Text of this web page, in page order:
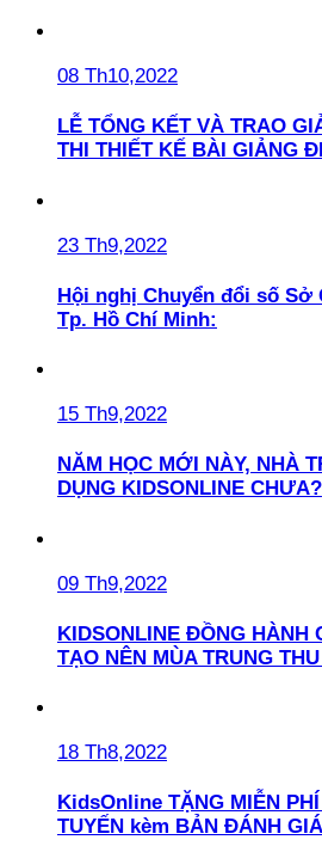
08 Th10,2022
LỄ TỔNG KẾT VÀ TRAO
THI THIẾT KẾ BÀI GIẢNG
23 Th9,2022
Hội nghị Chuyển đổi số Sở
Tp. Hồ Chí Minh:
15 Th9,2022
NĂM HỌC MỚI NÀY, NHÀ
DỤNG KIDSONLINE CHƯA?
09 Th9,2022
KIDSONLINE ĐỒNG HÀNH
TẠO NÊN MÙA TRUNG
18 Th8,2022
KidsOnline TẶNG MIỄN
TUYẾN kèm BẢN ĐÁNH